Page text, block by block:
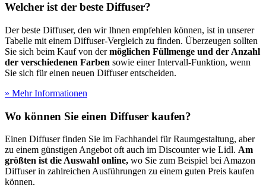
Welcher ist der beste Diffuser?
Der beste Diffuser, den wir Ihnen empfehlen können, ist in unserer
Tabelle mit einem Diffuser-Vergleich zu finden. Überzeugen sollten
Sie sich beim Kauf von dermöglichen Füllmenge und der Anzahl
der verschiedenen Farben sowie einer Intervall-Funktion, wenn
Sie sich für einen neuen Diffuser entscheiden.
» Mehr Informationen
Wo können Sie einen Diffuser kaufen?
Einen Diffuser finden Sie im Fachhandel für Raumgestaltung, aber
zu einem günstigen Angebot oft auch im Discounter wie Lidl. Am
größten ist die Auswahl online, wo Sie zum Beispiel bei Amazon
Diffuser in zahlreichen Ausführungen zu einem guten Preis kaufen
können.